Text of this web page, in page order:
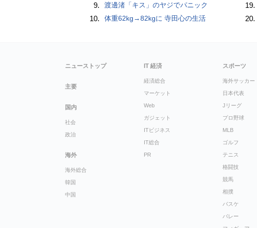
9. 渡邊渚「キス」のヤジでパニック
10. 体重62kg→82kgに 寺田心の生活
19.
20.
ニューストップ
主要
国内
社会
政治
海外
海外総合
韓国
中国
IT 経済
経済総合
マーケット
Web
ガジェット
ITビジネス
IT総合
PR
スポーツ
海外サッカー
日本代表
Jリーグ
プロ野球
MLB
ゴルフ
テニス
格闘技
競馬
相撲
バスケ
バレー